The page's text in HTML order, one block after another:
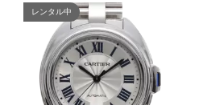
レンタル中